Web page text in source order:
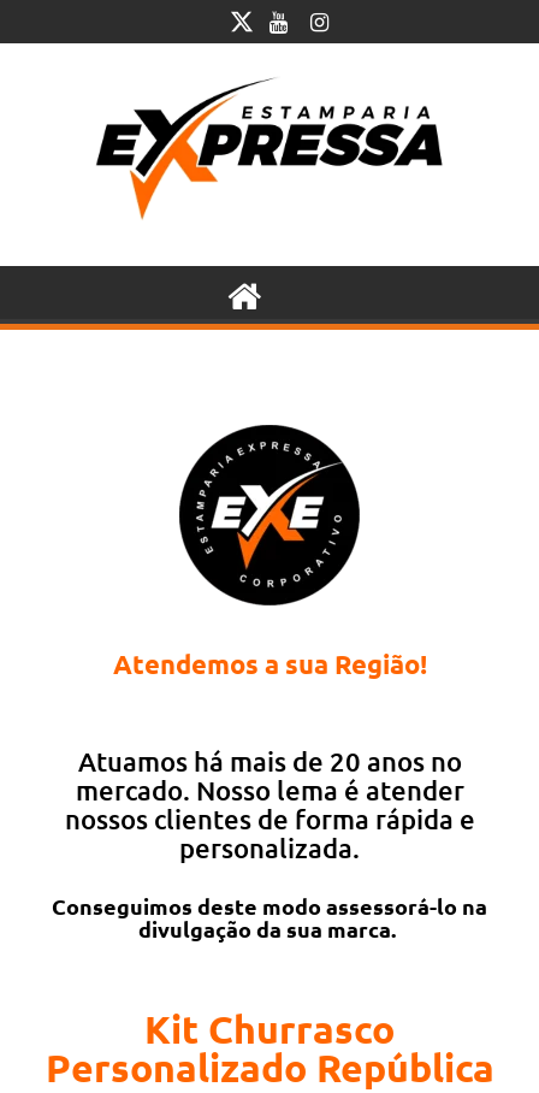
Atendemos a sua Região!
Atuamos há mais de 20 anos no
mercado. Nosso lema é atender
nossos clientes de forma rápida e
personalizada.
Conseguimos deste modo assessorá-lo na
divulgação da sua marca.
Kit Churrasco
Personalizado República